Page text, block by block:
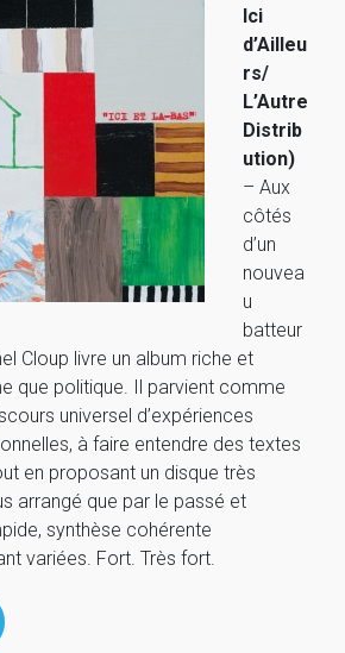
Ici
d’Ailleu
rs/
L’Autre
Distrib
ution)
– Aux
côtés
d’un
nouvea
u
batteur
Cloup livre un album riche et
que politique. Il parvient comme
universel d’expériences
à faire entendre des textes
en proposant un disque très
arrangé que par le passé et
synthèse cohérente
variées. Fort. Très fort.